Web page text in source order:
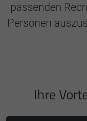
passenden
Personen
Ihre